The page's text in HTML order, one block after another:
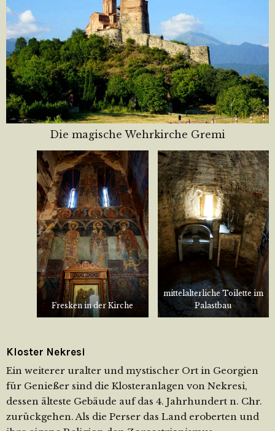
Die magische Wehrkirche Gremi
Fresken in der Kirche
mittelalterliche Toilette im
Palastbau
Kloster Nekresi
Ein weiterer uralter und mystischer Ort in Georgien
für Genießer sind die Klosteranlagen von Nekresi,
dessen älteste Gebäude auf das 4. Jahrhundert n. Chr.
zurückgehen. Als die Perser das Land eroberten und